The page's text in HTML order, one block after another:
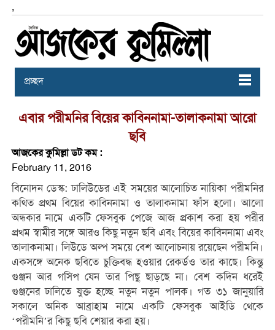
,
প্রচ্ছদ
এবার পরীমনির বিয়ের কাবিননামা-তালাকনামা আরাে
ছবি
আজকের কুমিল্লা ডট কম :
February 11, 2016
বিনােদন ডেস্ক: ঢালিউডের এই সময়ের আলোচিত নায়িকা পরীমনির
কথিত প্রথম বিয়ের কাবিননামা ও তালাকনামা ফাঁস হলো। আলো
অন্ধকার নামে একটি ফেসবুক পেজে আজ প্রকাশ করা হয় পরীর
প্রথম স্বামীর সঙ্গে আরও কিছু নতুন ছবি এবং বিয়ের কাবিননামা এবং
তালাকনামা। লিউডে অল্প সময়ে বেশ আলোচনায় রয়েছেন পরীমনি।
একসঙ্গে অনেক ছবিতে চুক্তিবদ্ধ হওয়ার রেকর্ডও তার কাছে। কিন্তু
গুঞ্জন আর গসিপ যেন তার পিছু ছাড়ছে না। বেশ কদিন ধরেই
গুঞ্জনের ঢালিতে যুক্ত হচ্ছে নতুন নতুন পালক। গত ৩১ জানুয়ারি
সকালে অনিক আব্রাহাম নামে একটি ফেসবুক আইডি থেকে
‘পরীমনি’র কিছু ছবি শেয়ার করা হয়।